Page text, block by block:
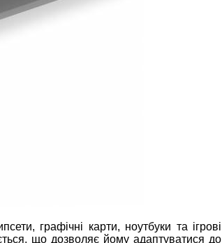
графічні карти, ноутбуки та ігрові
що дозволяє йому адаптуватися до